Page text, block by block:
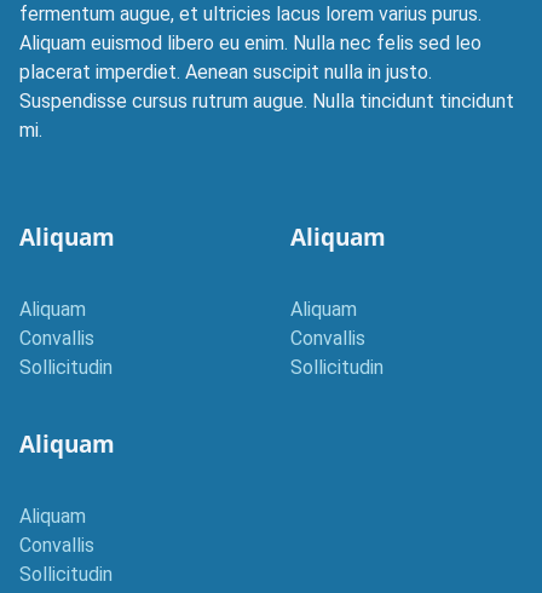
fermentum augue, et ultricies lacus lorem varius purus.
Aliquam euismod libero eu enim. Nulla nec felis sed leo
placerat imperdiet. Aenean suscipit nulla in justo.
Suspendisse cursus rutrum augue. Nulla tincidunt tincidunt
mi.
Aliquam
Aliquam
Convallis
Sollicitudin
Aliquam
Aliquam
Convallis
Sollicitudin
Aliquam
Aliquam
Convallis
Sollicitudin